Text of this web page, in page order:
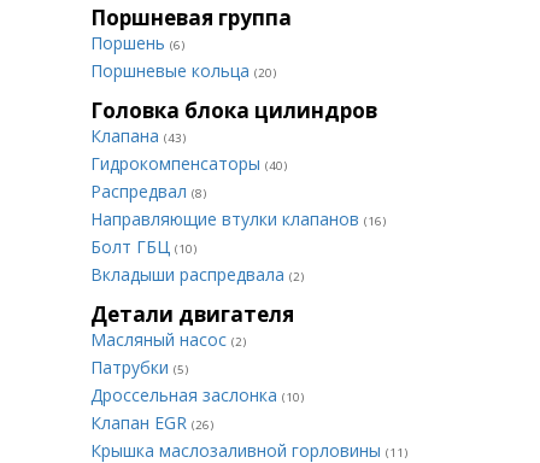
Поршневая группа
Поршень (6)
Поршневые кольца (20)
Головка блока цилиндров
Клапана (43)
Гидрокомпенсаторы (40)
Распредвал (8)
Направляющие втулки клапанов (16)
Болт ГБЦ (10)
Вкладыши распредвала (2)
Детали двигателя
Масляный насос (2)
Патрубки (5)
Дроссельная заслонка (10)
Клапан EGR (26)
Крышка маслозаливной горловины (11)